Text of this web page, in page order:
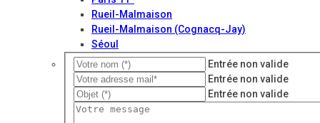
Rueil-Malmaison
Rueil-Malmaison (Cognacq-Jay)
Séoul
Entrée non valide
Entrée non valide
Entrée non valide